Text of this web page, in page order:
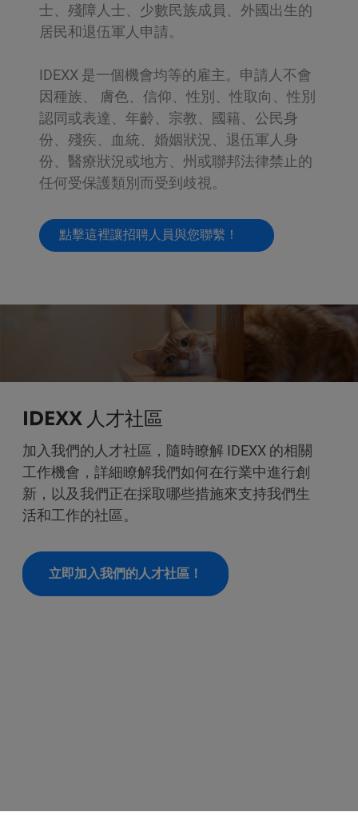
士、殘障人士、少數民族成員、外國出生的
居民和退伍軍人申請。
IDEXX 是一個機會均等的雇主。申請人不會
因種族、 膚色、信仰、性別、性取向、性別
認同或表達、年齡、宗教、國籍、公民身
份、殘疾、血統、婚姻狀況、退伍軍人身
份、醫療狀況或地方、州或聯邦法律禁止的
任何受保護類別而受到歧視。
點擊這裡讓招聘人員與您聯繫！
IDEXX 人才社區
加入我們的人才社區，隨時瞭解 IDEXX 的相關
工作機會，詳細瞭解我們如何在行業中進行創
新，以及我們正在採取哪些措施來支持我們生
活和工作的社區。
立即加入我們的人才社區！